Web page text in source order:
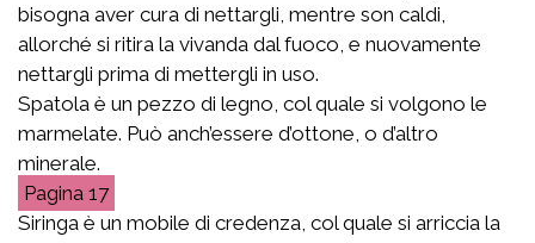
bisogna aver cura di nettargli, mentre son caldi,
allorché si ritira la vivanda dal fuoco, e nuovamente
nettargli prima di mettergli in uso.
Spatola è un pezzo di legno, col quale si volgono le
marmelate. Può anch’essere d’ottone, o d’altro
minerale.
17
Siringa è un mobile di credenza, col quale si arriccia la